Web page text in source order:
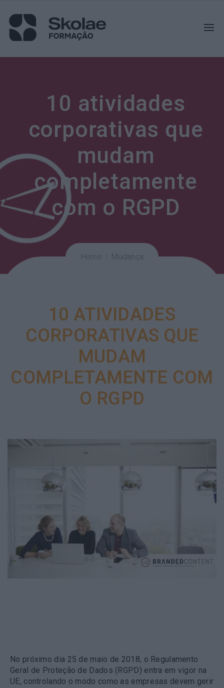
10 atividades
corporativas que
mudam
completamente
com o RGPD
10 ATIVIDADES
CORPORATIVAS QUE
MUDAM
COMPLETAMENTE COM
O RGPD
No próximo dia 25 de maio de 2018, o Regulamento
Geral de Proteção de Dados (RGPD) entra em vigor na
UE, controlando o modo como as empresas devem gerir